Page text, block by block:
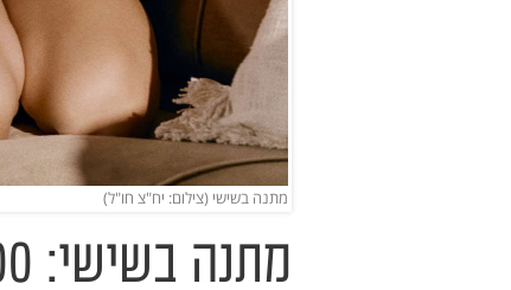
מתנה בשישי (צילום: יח"צ חו"ל)